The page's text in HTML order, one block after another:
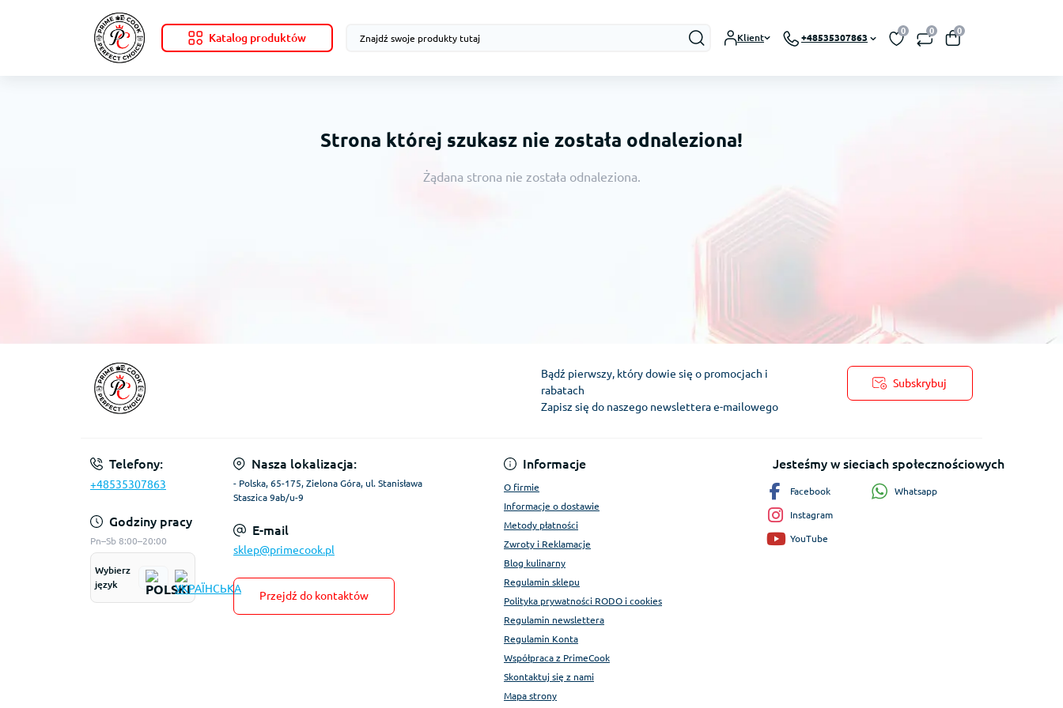
Katalog produktów Klient +48535307863
0 0 0
Strona której szukasz nie została odnaleziona!
Żądana strona nie została odnaleziona.
Bądź pierwszy, który dowie się o promocjach i
rabatach
Zapisz się do naszego newslettera e-mailowego
Subskrybuj
Regulamin Konta
Telefony:
+48535307863
Godziny pracy
Pn–Sb 8:00–20:00
Wybierz
język
Nasza lokalizacja:
- Polska, 65-175, Zielona Góra, ul. Stanisława
Staszica 9ab/u-9
E-mail
sklep@primecook.pl
Przejdź do kontaktów
Informacje
O firmie
Informacje o dostawie
Metody płatności
Zwroty i Reklamacje
Blog kulinarny
Regulamin sklepu
Polityka prywatności RODO i cookies
Regulamin newslettera
Regulamin Konta
Współpraca z PrimeCook
Skontaktuj się z nami
Mapa strony
Jesteśmy w sieciach społecznościowych
Facebook
Instagram
YouTube
Whatsapp